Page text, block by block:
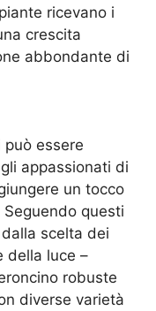
ricevano i
crescita
abbondante di
può essere
appassionati di
un tocco
questi
scelta dei
della luce –
robuste
diverse varietà